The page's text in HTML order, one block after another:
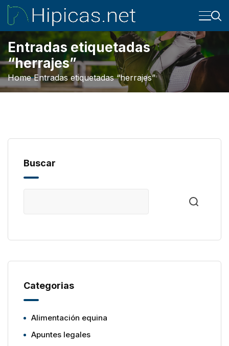
Entradas etiquetadas
“herrajes”
Home Entradas etiquetadas “herrajes”
Buscar
Categorias
Alimentación equina
Apuntes legales